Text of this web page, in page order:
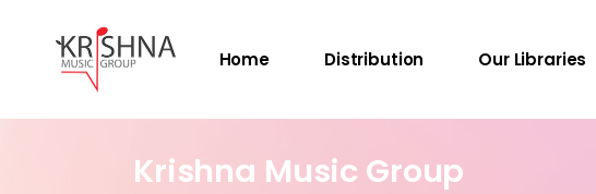
Home Distribution Our Libraries
Krishna Music Group